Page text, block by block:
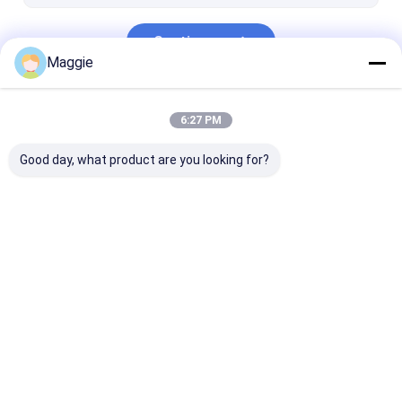
Continuar
Nuestras Categorías
Maggie
6:27 PM
Good day, what product are you looking for?